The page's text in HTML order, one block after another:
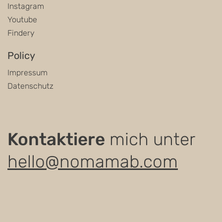
Kontaktiere mich unter
hello@nomamab.com
Instagram
Youtube
Findery
Policy
Impressum
Datenschutz